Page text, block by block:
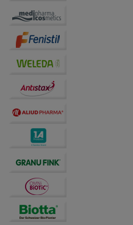
auf unserer Website aber
Drittseiten möglichst
Bitte beachten Sie, dass
Dritte wie z.B. Google
übertragen werden.